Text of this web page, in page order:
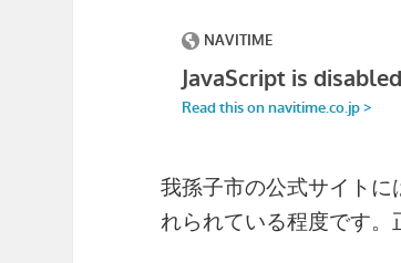
我孫子市の公式サイト
れられている程度です。